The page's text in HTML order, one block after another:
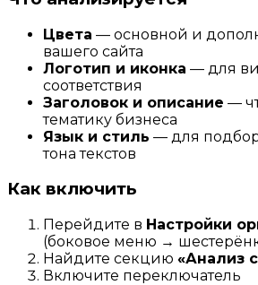
Цвета — основной и
вашего сайта
Логотип и иконка — для
соответствия
Заголовок и описание —
тематику бизнеса
Язык и стиль — для
тона текстов
Как включить
Перейдите в Настройки
(боковое меню →
Найдите секцию «Анализ
Включите переключатель